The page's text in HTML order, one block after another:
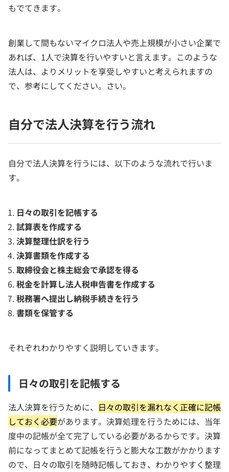
もでてきます。
創業して間もないマイクロ法人や売上規模が小さい企業で
あれば、1人で決算を行いやすいと言えます。このような
法人は、よりメリットを享受しやすいと考えられますの
で、参考にしてください。さい。
自分で法人決算を行う流れ
自分で法人決算を行うには、以下のような流れで行いま
す。
日々の取引を記帳する
試算表を作成する
決算整理仕訳を行う
決算書類を作成する
取締役会と株主総会で承認を得る
税金を計算し法人税申告書を作成する
税務署へ提出し納税手続きを行う
書類を保管する
それぞれわかりやすく説明していきます。
日々の取引を記帳する
法人決算を行うために、 日々の取引を漏れなく正確に記帳
しておく必要があります。決算処理を行うためには、当年
度中の記帳が全て完了している必要があるからです。決算
前になってまとめて記帳を行うと膨大な工数がかかります
ので、日々の取引を随時記帳しておき、わかりやすく整理